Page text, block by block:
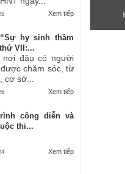
Xem tiếp
hy sinh thầm
VII:...
đâu có người
chăm sóc, từ
cơ sở...
Xem tiếp
công diễn và
thi...
Xem tiếp